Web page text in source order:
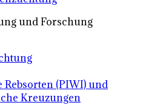
und Forschung
Rebsorten (PIWI) und
Kreuzungen